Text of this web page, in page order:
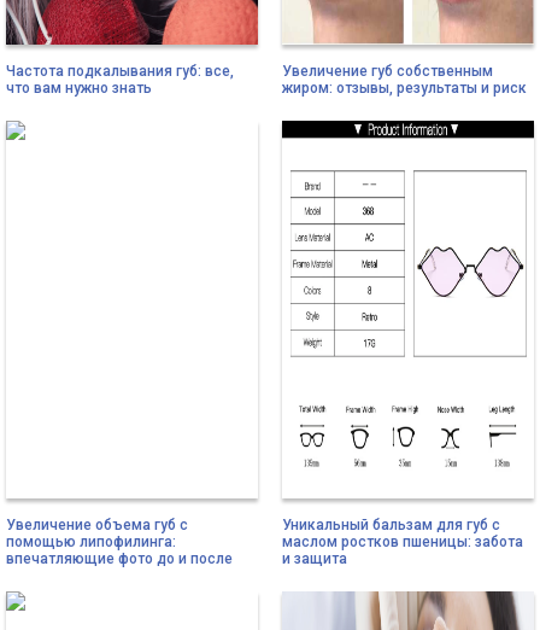
Частота подкалывания губ: все,
что вам нужно знать
Увеличение губ собственным
жиром: отзывы, результаты и риск
Увеличение объема губ с
помощью липофилинга:
впечатляющие фото до и после
Уникальный бальзам для губ с
маслом ростков пшеницы: забота
и защита